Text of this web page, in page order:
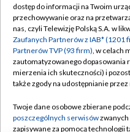
Abonament TVP
Emisja w TVP
Centrum informacji TVP
Naziemna Telewizja
Rada Programowa
dostęp do informacji na Twoim
przechowywanie oraz na
nas, czyli Telewizję Polską S.A. w
Zaufanych Partnerów z IAB* (1201
Partnerów TVP (93 firm), w celach
zautomatyzowanego dopasowania
mierzenia ich skuteczności) i
także zgody na udostępnianie
Twoje dane osobowe zbierane
poszczególnych serwisów
zapisywane za pomocą technologii